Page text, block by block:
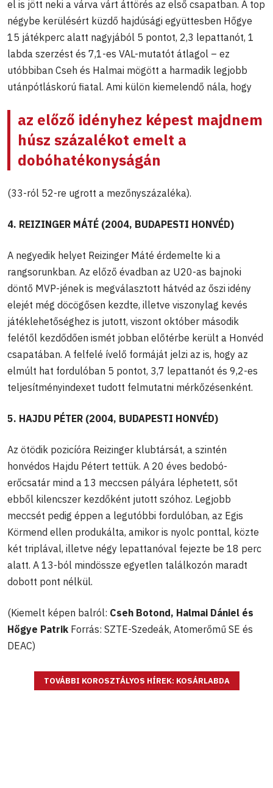
el is jött neki a várva várt áttörés az első csapatban. A top
négybe kerülésért küzdő hajdúsági együttesben Hőgye
15 játékperc alatt nagyjából 5 pontot, 2,3 lepattanót, 1
labda szerzést és 7,1-es VAL-mutatót átlagol – ez
utóbbiban Cseh és Halmai mögött a harmadik legjobb
utánpótláskorú fiatal. Ami külön kiemelendő nála, hogy
az előző idényhez képest majdnem
húsz százalékot emelt a
dobóhatékonyságán
(33-ról 52-re ugrott a mezőnyszázaléka).
4. REIZINGER MÁTÉ (2004, BUDAPESTI HONVÉD)
A negyedik helyet Reizinger Máté érdemelte ki a
rangsorunkban. Az előző évadban az U20-as bajnoki
döntő MVP-jének is megválasztott hátvéd az őszi idény
elejét még döcögősen kezdte, illetve viszonylag kevés
játéklehetőséghez is jutott, viszont október második
felétől kezdődően ismét jobban előtérbe került a Honvéd
csapatában. A felfelé ívelő formáját jelzi az is, hogy az
elmúlt hat fordulóban 5 pontot, 3,7 lepattanót és 9,2-es
teljesítményindexet tudott felmutatni mérkőzésenként.
5. HAJDU PÉTER (2004, BUDAPESTI HONVÉD)
Az ötödik pozicíóra Reizinger klubtársát, a szintén
honvédos Hajdu Pétert tettük. A 20 éves bedobó-
erőcsatár mind a 13 meccsen pályára léphetett, sőt
ebből kilencszer kezdőként jutott szóhoz. Legjobb
meccsét pedig éppen a legutóbbi fordulóban, az Egis
Körmend ellen produkálta, amikor is nyolc ponttal, közte
két triplával, illetve négy lepattanóval fejezte be 18 perc
alatt. A 13-ból mindössze egyetlen találkozón maradt
dobott pont nélkül.
(Kiemelt képen balról: Cseh Botond, Halmai Dániel és
Hőgye Patrik Forrás: SZTE-Szedeák, Atomerőmű SE és
DEAC)
TOVÁBBI KOROSZTÁLYOS HÍREK: KOSÁRLABDA